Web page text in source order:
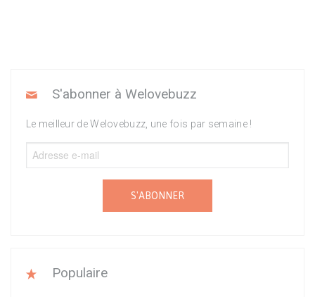
S'abonner à Welovebuzz
Le meilleur de Welovebuzz, une fois par semaine !
S'ABONNER
Populaire